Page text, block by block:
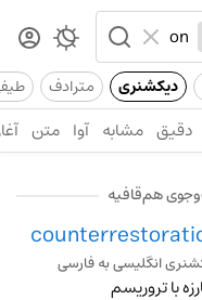
دیکشنری مترادف
دقیق مشابه آوا متن
هم‌قافیه
انگلیسی به فارسی
با تروریسم